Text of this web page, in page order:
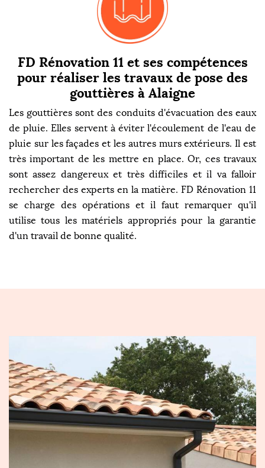
FD Rénovation 11 et ses compétences
pour réaliser les travaux de pose des
gouttières à Alaigne
Les gouttières sont des conduits d'évacuation des eaux
de pluie. Elles servent à éviter l'écoulement de l'eau de
pluie sur les façades et les autres murs extérieurs. Il est
très important de les mettre en place. Or, ces travaux
sont assez dangereux et très difficiles et il va falloir
rechercher des experts en la matière. FD Rénovation 11
se charge des opérations et il faut remarquer qu'il
utilise tous les matériels appropriés pour la garantie
d'un travail de bonne qualité.